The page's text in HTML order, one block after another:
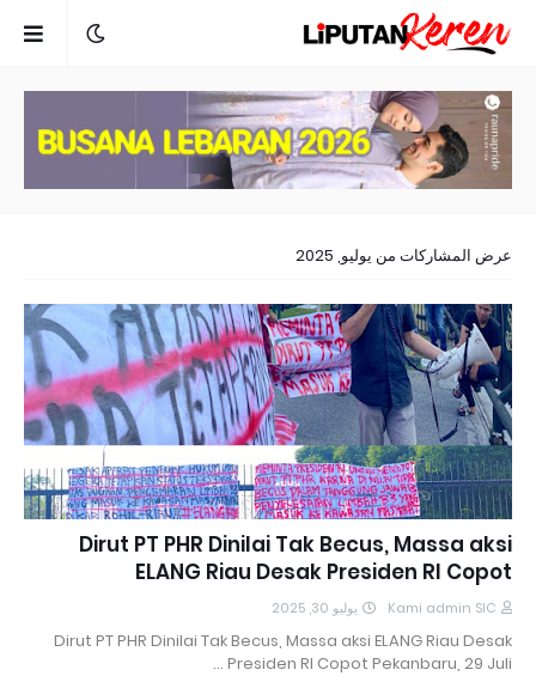
عرض المشاركات من يوليو, 2025
Dirut PT PHR Dinilai Tak Becus, Massa aksi
ELANG Riau Desak Presiden RI Copot
Kami admin SIC يوليو 30, 2025
Dirut PT PHR Dinilai Tak Becus, Massa aksi ELANG Riau Desak
Presiden RI Copot Pekanbaru, 29 Juli …